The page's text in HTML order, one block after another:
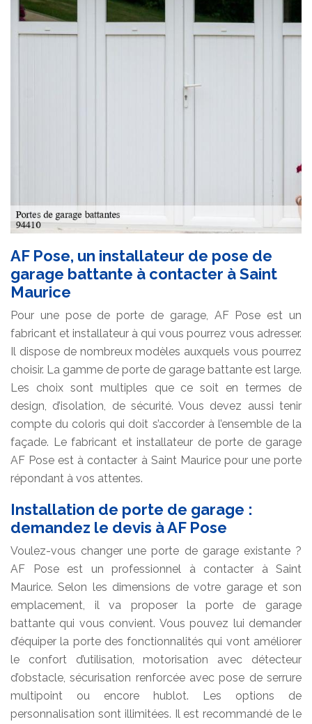
AF Pose, un installateur de pose de
garage battante à contacter à Saint
Maurice
Pour une pose de porte de garage, AF Pose est un
fabricant et installateur à qui vous pourrez vous adresser.
Il dispose de nombreux modèles auxquels vous pourrez
choisir. La gamme de porte de garage battante est large.
Les choix sont multiples que ce soit en termes de
design, d’isolation, de sécurité. Vous devez aussi tenir
compte du coloris qui doit s’accorder à l’ensemble de la
façade. Le fabricant et installateur de porte de garage
AF Pose est à contacter à Saint Maurice pour une porte
répondant à vos attentes.
Installation de porte de garage :
demandez le devis à AF Pose
Voulez-vous changer une porte de garage existante ?
AF Pose est un professionnel à contacter à Saint
Maurice. Selon les dimensions de votre garage et son
emplacement, il va proposer la porte de garage
battante qui vous convient. Vous pouvez lui demander
d’équiper la porte des fonctionnalités qui vont améliorer
le confort d’utilisation, motorisation avec détecteur
d’obstacle, sécurisation renforcée avec pose de serrure
multipoint ou encore hublot. Les options de
personnalisation sont illimitées. Il est recommandé de le